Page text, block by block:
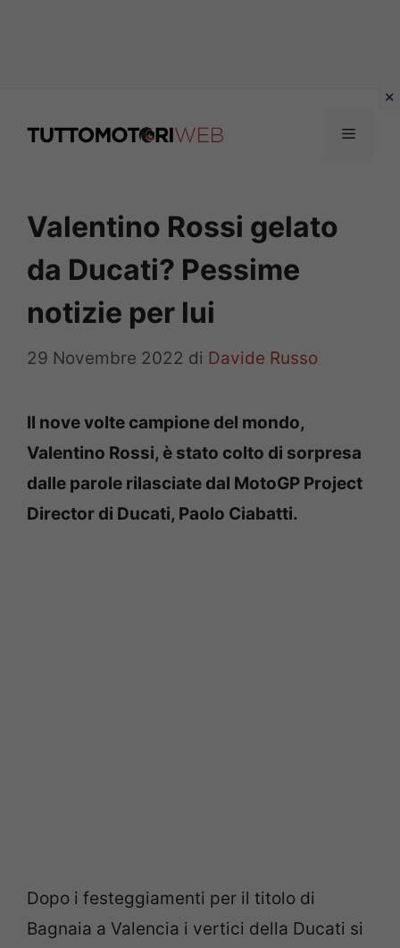
Menu
Valentino Rossi gelato
da Ducati? Pessime
notizie per lui
29 Novembre 2022 di Davide Russo
Il nove volte campione del mondo,
Valentino Rossi, è stato colto di sorpresa
dalle parole rilasciate dal MotoGP Project
Director di Ducati, Paolo Ciabatti.
Dopo i festeggiamenti per il titolo di
Bagnaia a Valencia i vertici della Ducati si